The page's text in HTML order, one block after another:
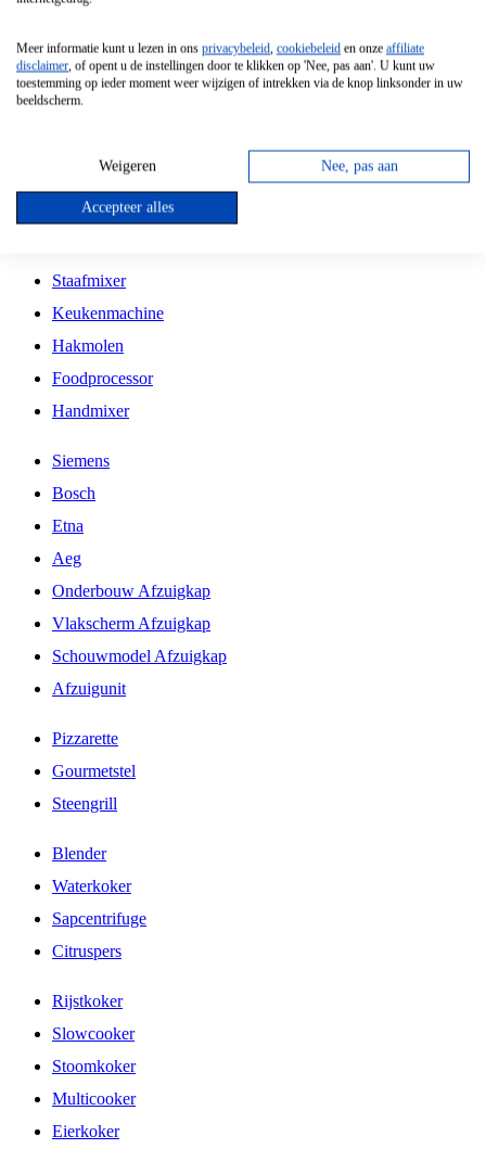
Vrijstaande Magnetron
Vrijstaande Kookplaat
Inbouw Gaskookplaat
Inbouw Keramische Kookplaat
Kookplaat Accessoires
Staafmixer
Keukenmachine
Hakmolen
Foodprocessor
Handmixer
Siemens
Bosch
Etna
Aeg
Onderbouw Afzuigkap
Vlakscherm Afzuigkap
Schouwmodel Afzuigkap
Afzuigunit
Pizzarette
Gourmetstel
Steengrill
Blender
Waterkoker
Sapcentrifuge
Citruspers
Rijstkoker
Slowcooker
Stoomkoker
Multicooker
Eierkoker
Meer informatie kunt u lezen in ons privacybeleid, cookiebeleid en onze affiliate
disclaimer, of opent u de instellingen door te klikken op 'Nee, pas aan'. U kunt uw
toestemming op ieder moment weer wijzigen of intrekken via de knop linksonder in uw
beeldscherm.
Weigeren Nee, pas aan
Accepteer alles